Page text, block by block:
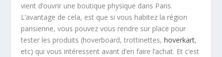
vient d’ouvrir une boutique physique dans Paris.
L’avantage de cela, est que si vous habitez la région
parisienne, vous pouvez vous rendre sur place pour
tester les produits (hoverboard, trottinettes,hoverkart,
etc) qui vous intéressent avant d’en faire l’achat. Et c’est